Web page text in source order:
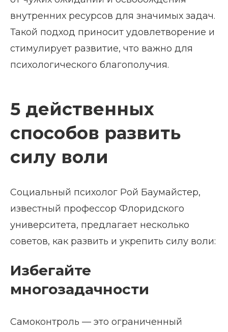
внутренних ресурсов для значимых задач.
Такой подход приносит удовлетворение и
стимулирует развитие, что важно для
психологического благополучия.
5 действенных
способов развить
силу воли
Социальный психолог Рой Баумайстер,
известный профессор Флоридского
университета, предлагает несколько
советов, как развить и укрепить силу воли:
Избегайте
многозадачности
Самоконтроль — это ограниченный